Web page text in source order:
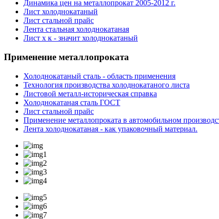
Динамика цен на металлопрокат 2005-2012 г.
Лист холоднокатаный
Лист стальной прайс
Лента стальная холоднокатаная
Лист х к - значит холоднокатаный
Применение металлопроката
Холоднокатаный сталь - область применения
Технология производства холоднокатаного листа
Листовой металл-историческая справка
Холоднокатаная сталь ГОСТ
Лист стальной прайс
Применение металлопроката в автомобильном
Лента холоднокатаная - как упаковочный материал.